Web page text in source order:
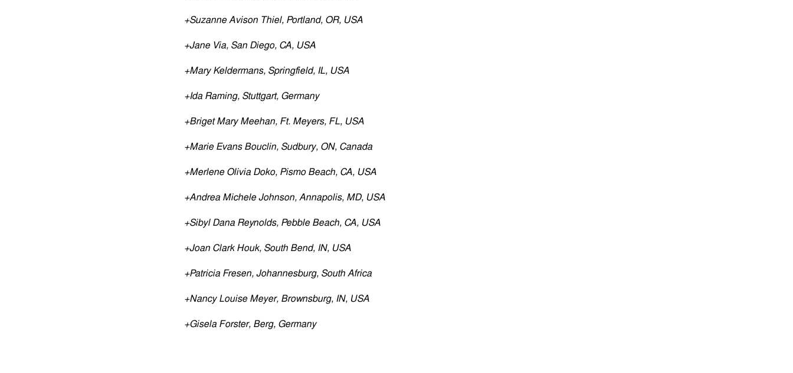
+Suzanne Avison Thiel, Portland, OR, USA
+Jane Via, San Diego, CA, USA
+Mary Keldermans, Springfield, IL, USA
+Ida Raming, Stuttgart, Germany
+Briget Mary Meehan, Ft. Meyers, FL, USA
+Marie Evans Bouclin, Sudbury, ON, Canada
+Merlene Olivia Doko, Pismo Beach, CA, USA
+Andrea Michele Johnson, Annapolis, MD, USA
+Sibyl Dana Reynolds, Pebble Beach, CA, USA
+Joan Clark Houk, South Bend, IN, USA
+Patricia Fresen, Johannesburg, South Africa
+Nancy Louise Meyer, Brownsburg, IN, USA
+Gisela Forster, Berg, Germany